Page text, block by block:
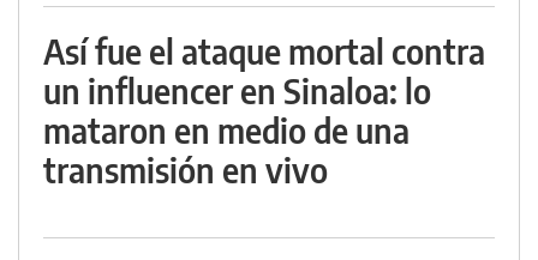
Así fue el ataque mortal contra
un influencer en Sinaloa: lo
mataron en medio de una
transmisión en vivo